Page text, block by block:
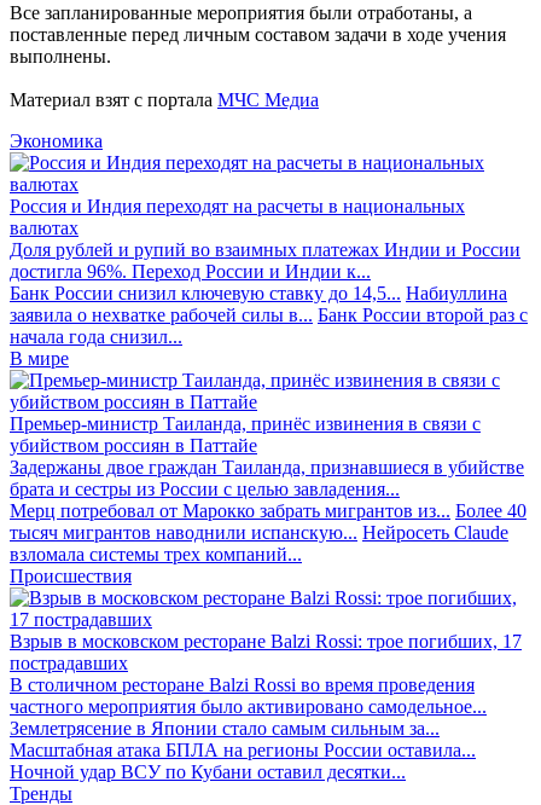
Все запланированные мероприятия были отработаны, а
поставленные перед личным составом задачи в ходе учения
выполнены.
Материал взят с портала МЧС Медиа
Экономика
Россия и Индия переходят на расчеты в национальных
валютах
Доля рублей и рупий во взаимных платежах Индии и России
достигла 96%. Переход России и Индии к...
Банк России снизил ключевую ставку до 14,5... Набиуллина
заявила о нехватке рабочей силы в... Банк России второй раз с
начала года снизил...
В мире
Премьер-министр Таиланда, принёс извинения в связи с
убийством россиян в Паттайе
Задержаны двое граждан Таиланда, признавшиеся в убийстве
брата и сестры из России с целью завладения...
Мерц потребовал от Марокко забрать мигрантов из... Более 40
тысяч мигрантов наводнили испанскую... Нейросеть Claude
взломала системы трех компаний...
Происшествия
Взрыв в московском ресторане Balzi Rossi: трое погибших, 17
пострадавших
В столичном ресторане Balzi Rossi во время проведения
частного мероприятия было активировано самодельное...
Землетрясение в Японии стало самым сильным за...
Масштабная атака БПЛА на регионы России оставила...
Ночной удар ВСУ по Кубани оставил десятки...
Тренды